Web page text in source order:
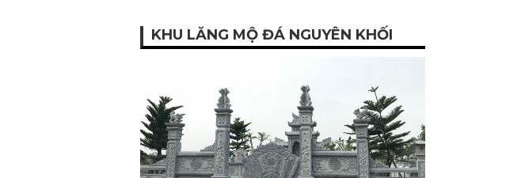
KHU LĂNG MỘ ĐÁ NGUYÊN KHỐI